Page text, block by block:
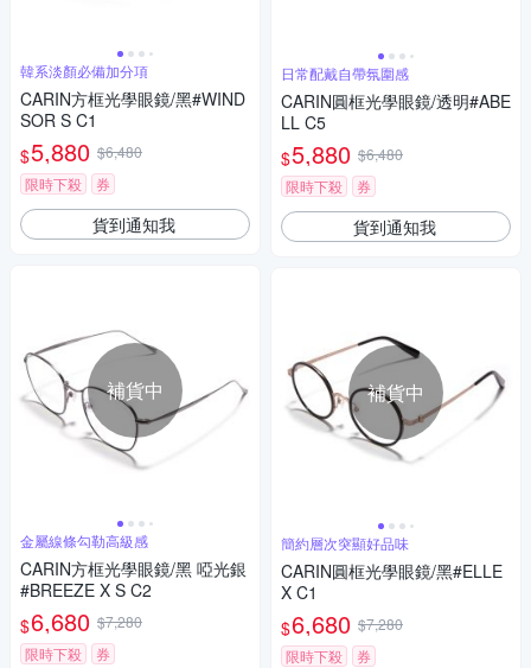
韓系淡顏必備加分項
CARIN方框光學眼鏡/黑#WIND
SOR S C1
$5,880 $6,480
限時下殺
券
貨到通知我
補貨中
金屬線條勾勒高級感
CARIN方框光學眼鏡/黑 啞光銀
#BREEZE X S C2
$6,680 $7,280
限時下殺
券
日常配戴自帶氛圍感
CARIN圓框光學眼鏡/透明#ABE
LL C5
$5,880 $6,480
限時下殺
券
貨到通知我
補貨中
簡約層次突顯好品味
CARIN圓框光學眼鏡/黑#ELLE
X C1
$6,680 $7,280
限時下殺
券